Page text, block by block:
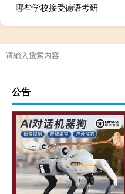
哪些学校接受德语考研
公告